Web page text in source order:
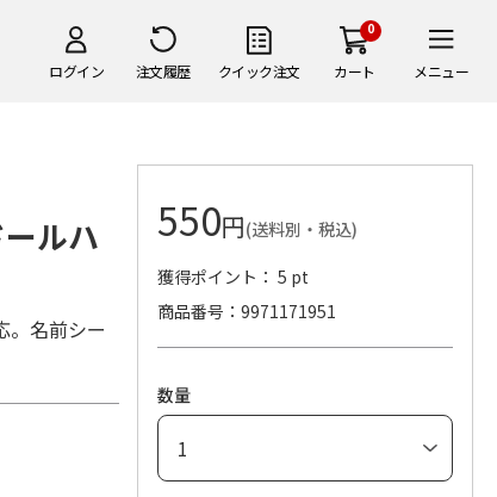
ログイン 注文履歴 クイック注文
0
カート メニュー
ルハ
。名前シー
550円(送料別・税込)
獲得ポイント： 5 pt
商品番号
9971171951
数量